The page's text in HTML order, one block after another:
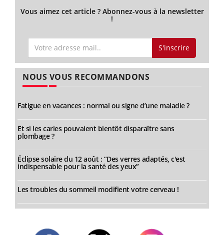
Vous aimez cet article ? Abonnez-vous à la newsletter
!
S'inscrire
NOUS VOUS RECOMMANDONS
Fatigue en vacances : normal ou signe d’une maladie ?
Et si les caries pouvaient bientôt disparaître sans
plombage ?
Éclipse solaire du 12 août : “Des verres adaptés, c'est
indispensable pour la santé des yeux”
Les troubles du sommeil modifient votre cerveau !